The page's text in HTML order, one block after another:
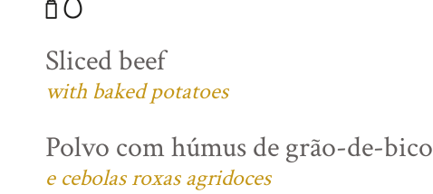
Sliced beef
with baked potatoes
Polvo com húmus de grão-de-bico
e cebolas roxas agridoces